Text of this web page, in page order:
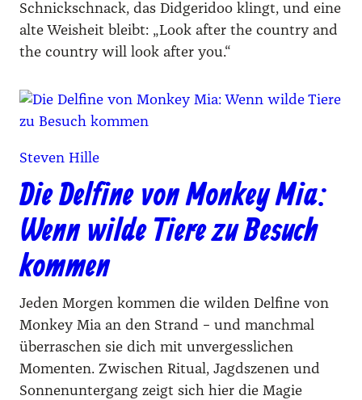
Schnickschnack, das Didgeridoo klingt, und eine
alte Weisheit bleibt: „Look after the country and
the country will look after you.“
Steven Hille
Die Delfine von Monkey Mia:
Wenn wilde Tiere zu Besuch
kommen
Jeden Morgen kommen die wilden Delfine von
Monkey Mia an den Strand – und manchmal
überraschen sie dich mit unvergesslichen
Momenten. Zwischen Ritual, Jagdszenen und
Sonnenuntergang zeigt sich hier die Magie